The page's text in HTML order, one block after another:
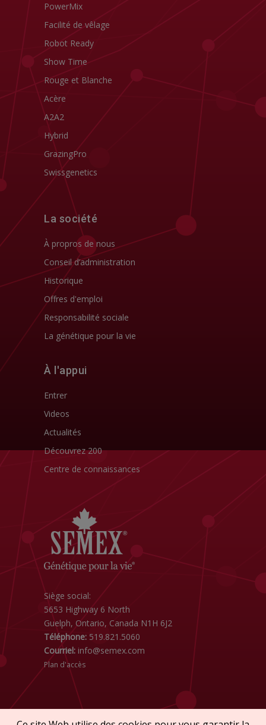
PowerMix
Facilité de vêlage
Robot Ready
Show Time
Rouge et Blanche
Acère
A2A2
Hybrid
GrazingPro
Swissgenetics
La société
À propros de nous
Conseil d’administration
Historique
Offres d'emploi
Responsabilité sociale
La génétique pour la vie
À l'appui
Entrer
Videos
Actualités
Découvrez 200
Centre de connaissances
Siège social:
5653 Highway 6 North
Guelph, Ontario, Canada N1H 6J2
Téléphone: 519.821.5060
Courriel: info@semex.com
Plan d'accès